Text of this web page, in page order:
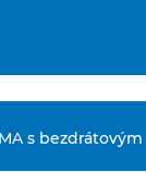
s bezdrátovým